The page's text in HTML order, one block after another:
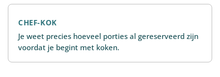
CHEF-KOK
Je weet precies hoeveel porties al gereserveerd zijn
voordat je begint met koken.